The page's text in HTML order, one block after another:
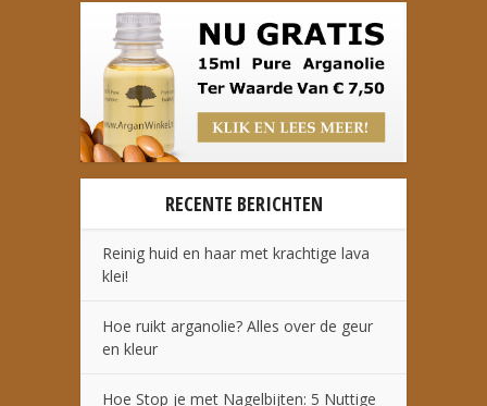
RECENTE BERICHTEN
Reinig huid en haar met krachtige lava
klei!
Hoe ruikt arganolie? Alles over de geur
en kleur
Hoe Stop je met Nagelbijten: 5 Nuttige